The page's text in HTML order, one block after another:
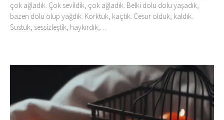
çok ağladık. Çok sevildik, çok ağladık. Belki dolu dolu yaşadık,
bazen dolu olup yağdık. Korktuk, kaçtık. Cesur olduk, kaldık.
Sustuk, sessizleştik, haykırdık,…